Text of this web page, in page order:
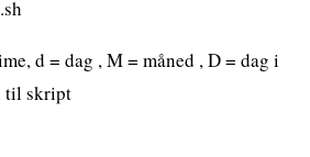
d = dag , M = måned , D = dag i
til skript